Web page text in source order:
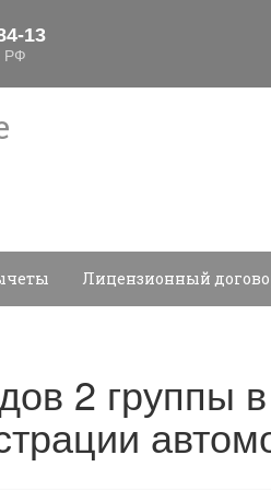
Лицензионный
2 группы